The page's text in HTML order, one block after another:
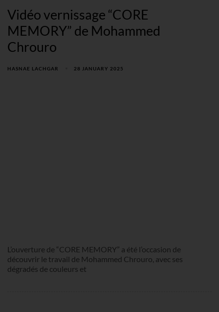
Vidéo vernissage “CORE
MEMORY” de Mohammed
Chrouro
HASNAE LACHGAR 28 JANUARY 2025
L’ouverture de “CORE MEMORY” a été l’occasion de
découvrir le travail de Mohammed Chrouro, avec ses
dégradés de couleurs et